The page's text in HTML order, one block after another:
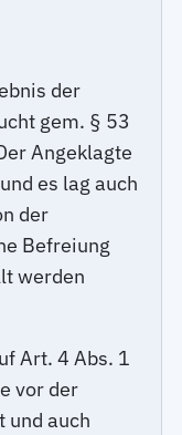
der
gem. § 53
Angeklagte
es lag auch
der
Befreiung
werden
Art. 4 Abs. 1
vor der
und auch